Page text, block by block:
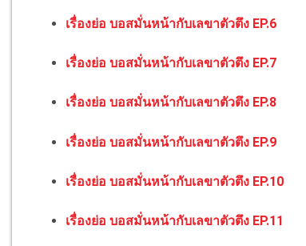
เรื่องย่อ บอสมั่นหน้ากับเลขาตัวตึง EP.6
เรื่องย่อ บอสมั่นหน้ากับเลขาตัวตึง EP.7
เรื่องย่อ บอสมั่นหน้ากับเลขาตัวตึง EP.8
เรื่องย่อ บอสมั่นหน้ากับเลขาตัวตึง EP.9
เรื่องย่อ บอสมั่นหน้ากับเลขาตัวตึง EP.10
เรื่องย่อ บอสมั่นหน้ากับเลขาตัวตึง EP.11